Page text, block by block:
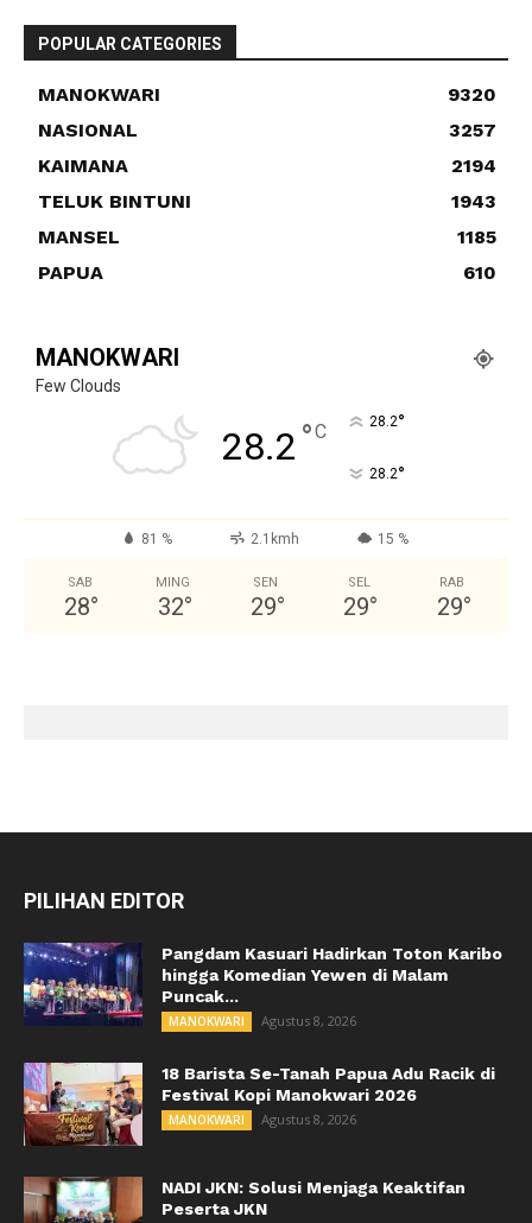
POPULAR CATEGORIES
MANOKWARI
9320
NASIONAL
3257
KAIMANA
2194
TELUK BINTUNI
1943
MANSEL
1185
PAPUA
610
MANOKWARI
Few Clouds
28.2 °C 28.2°
28.2°
81 % 2.1kmh 15 %
SAB
28°
MING
32°
SEN
29°
SEL
29°
RAB
29°
PILIHAN EDITOR
Pangdam Kasuari Hadirkan Toton Karibo
hingga Komedian Yewen di Malam
Puncak...
MANOKWARI Agustus 8, 2026
18 Barista Se-Tanah Papua Adu Racik di
Festival Kopi Manokwari 2026
MANOKWARI Agustus 8, 2026
NADI JKN: Solusi Menjaga Keaktifan
Peserta JKN